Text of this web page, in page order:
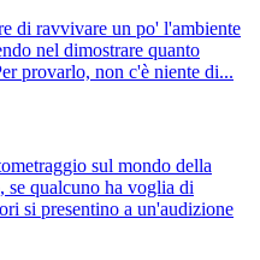
di ravvivare un po' l'ambiente
nel dimostrare quanto
provarlo, non c'è niente di...
sul mondo della
se qualcuno ha voglia di
si presentino a un'audizione